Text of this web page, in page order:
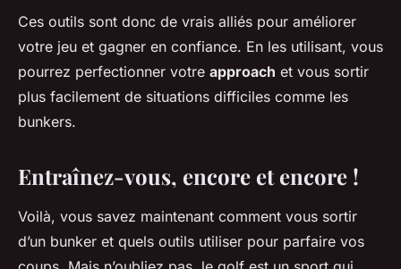
Ces outils sont donc de vrais alliés pour améliorer
votre jeu et gagner en confiance. En les utilisant, vous
pourrez perfectionner votre approach et vous sortir
plus facilement de situations difficiles comme les
bunkers.
Entraînez-vous, encore et encore !
Voilà, vous savez maintenant comment vous sortir
d’un bunker et quels outils utiliser pour parfaire vos